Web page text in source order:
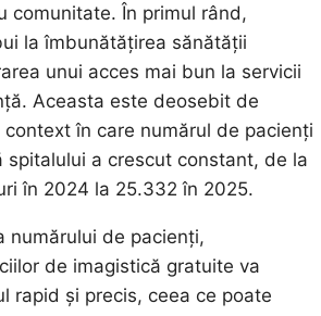
comunitate. În primul rând,
la îmbunătățirea sănătății
unui acces mai bun la servicii
Aceasta este deosebit de
în care numărul de pacienți
spitalului a crescut constant, de la
în 2024 la 25.332 în 2025.
numărului de pacienți,
de imagistică gratuite va
rapid și precis, ceea ce poate